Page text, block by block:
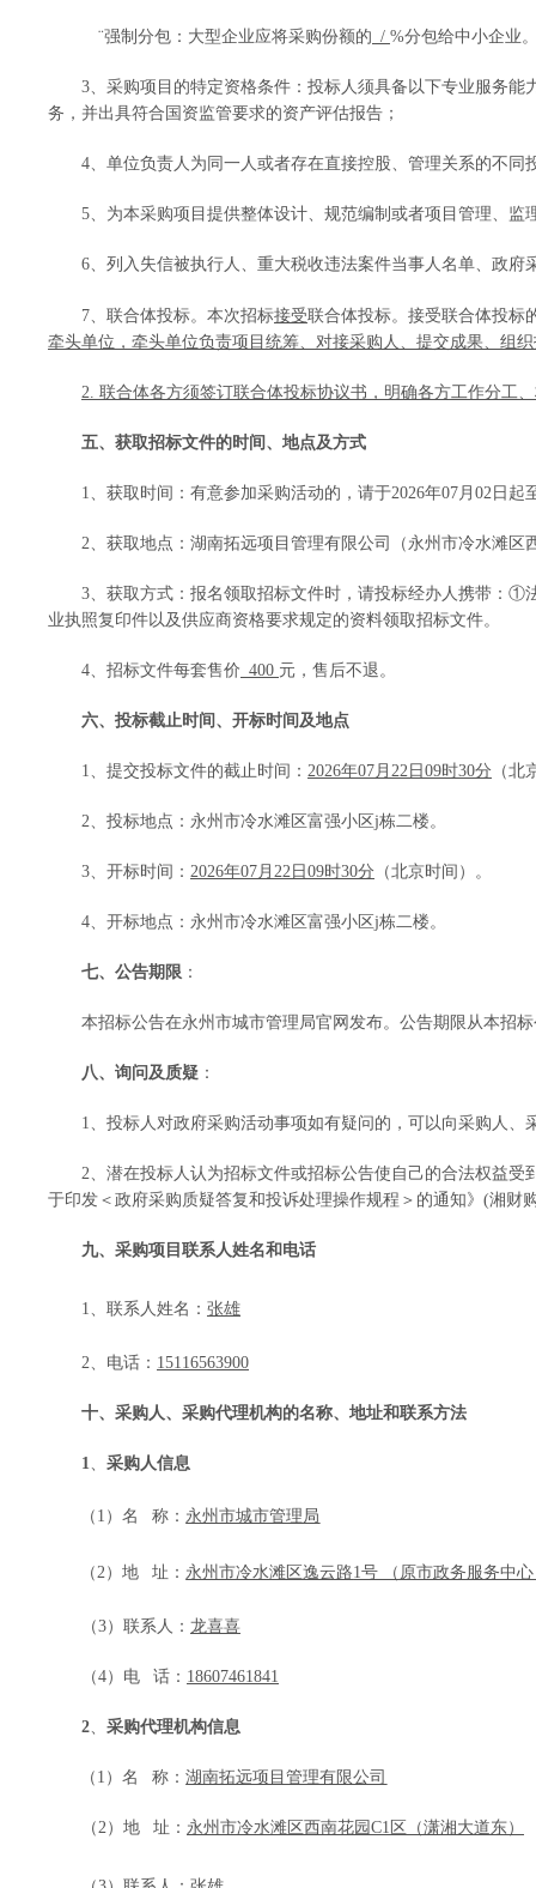
¨强制 分包：大型企业应将采购份额的 / %分包给中小企业
3、 采购项目的特定资格条件： 投标人须具备以下专业服务能
务，并出具符合国资监管要求的资产评估报告；
4、 单位负责人为同一人或者存在直接控股、管理关系的不
5、为本采购项目提供整体设计、规范编制或者项目管理、
6、 列入失信被执行人、重大税收违法案件当事人名单、政
7、 联合体投标。本次招标接受联合体投标。 接受联合体投标
牵头单位，牵头单位负责项目统筹、对接采购人、提交成果、组
2. 联合体各方须签订联合体投标协议书，明确各方工作分工
五、获取招标文件的时间、地点及方式
1、获取时间：有意参加采购活动的，请于2026年07月 02 日起
2、获取地点： 湖南拓远项目管理有限公司 （ 永州市冷水滩区
3、获取方式：报名领取招标文件时，请投标经办人携带：
业执照复印件以及供应商资格要求规定的资料领取招标文件。
4、招标文件每套售价 400 元，售后不退。
六、投标截止时间、开标时间及地点
1、提交投标文件的截止时间： 2026年07月 22 日 09时30分 （北
2、投标地点： 永州市冷水滩区富强小区j栋二楼。
3、开标时间： 2026年07月22日09时30分 （北京时间）。
4、开标地点： 永州市冷水滩区富强小区j栋二楼。
七、公告期限 ：
本招标公告在永州市城市管理局官网发布。公告期限从本招
八、询问及质疑 ：
1、投标人对政府采购活动事项如有疑问的，可以向采购人
2、潜在投标人认为招标文件或招标公告使自己的合法权益
于印发＜政府采购质疑答复和投诉处理操作规程＞的通知》(湘财
九、采购项目联系人姓名和电话
1、联系人姓名： 张雄
2、电话： 15116563900
十、采购人、采购代理机构的名称、地址和联系方法
1、 采购人信息
（ 1）名 称： 永州市城市管理局
（2）地 址： 永州市冷水滩区逸云路1号 （原市政务服务中
（3）联系人： 龙喜喜
（4）电 话： 18607461841
2、 采购代理机构信息
（ 1）名 称：湖南拓远项目管理有限公司
（2）地 址： 永州市冷水滩区西南花园 C1 区（潇湘大道东）